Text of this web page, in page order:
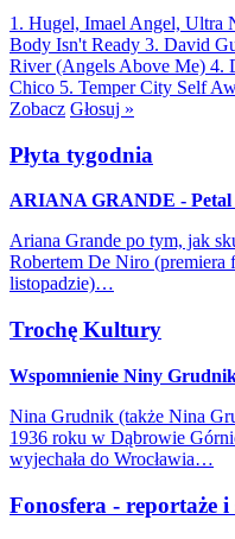
1. Hugel, Imael Angel, Ultra
Body Isn't Ready 3. David
River (Angels Above Me) 4.
Chico 5. Temper City Self
Zobacz Głosuj »
Płyta tygodnia
ARIANA GRANDE - Petal
Ariana Grande po tym, jak
Robertem De Niro
listopadzie)…
Trochę Kultury
Wspomnienie Niny
Nina Grudnik (także Nina
1936 roku w Dąbrowie
wyjechała do Wrocławia…
Fonosfera - reportaże i